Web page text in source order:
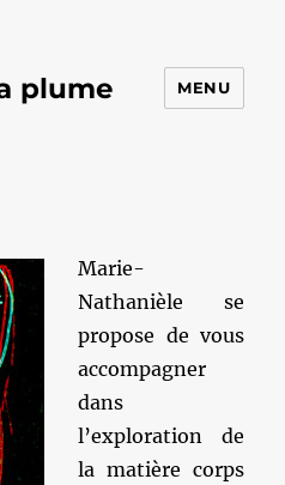
plume MENU
Marie-
Nathanièle se
propose de vous
accompagner
dans
l’exploration de
la matière corps